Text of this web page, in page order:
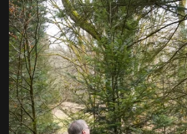
VOIR EN GRAND